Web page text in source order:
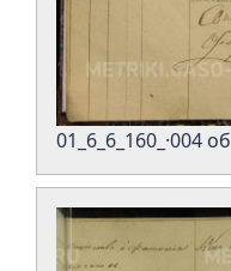
01_6_6_160_·004 об